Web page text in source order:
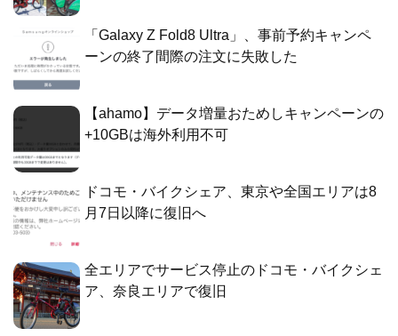
「Galaxy Z Fold8 Ultra」、事前予約キャンペ
ーンの終了間際の注文に失敗した
【ahamo】データ増量おためしキャンペーンの
+10GBは海外利用不可
ドコモ・バイクシェア、東京や全国エリアは8
月7日以降に復旧へ
全エリアでサービス停止のドコモ・バイクシェ
ア、奈良エリアで復旧